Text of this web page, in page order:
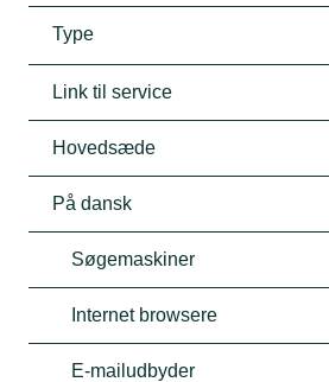
Type
Link til service
Hovedsæde
På dansk
Søgemaskiner
Internet browsere
E-mailudbyder